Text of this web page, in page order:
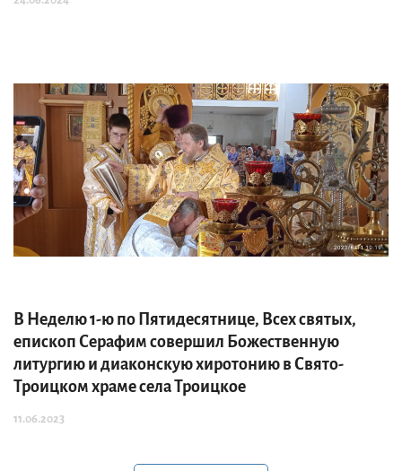
В Неделю 1-ю по Пятидесятнице, Всех святых,
епископ Серафим совершил Божественную
литургию и диаконскую хиротонию в Свято-
Троицком храме села Троицкое
11.06.2023